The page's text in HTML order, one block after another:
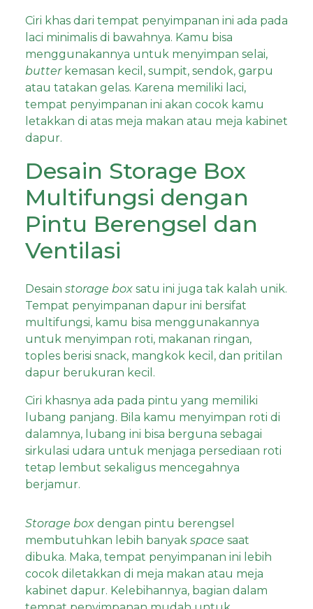
Ciri khas dari tempat penyimpanan ini ada pada
laci minimalis di bawahnya. Kamu bisa
menggunakannya untuk menyimpan selai,
butter kemasan kecil, sumpit, sendok, garpu
atau tatakan gelas. Karena memiliki laci,
tempat penyimpanan ini akan cocok kamu
letakkan di atas meja makan atau meja kabinet
dapur.
Desain Storage Box
Multifungsi dengan
Pintu Berengsel dan
Ventilasi
Desain storage box satu ini juga tak kalah unik.
Tempat penyimpanan dapur ini bersifat
multifungsi, kamu bisa menggunakannya
untuk menyimpan roti, makanan ringan,
toples berisi snack, mangkok kecil, dan pritilan
dapur berukuran kecil.
Ciri khasnya ada pada pintu yang memiliki
lubang panjang. Bila kamu menyimpan roti di
dalamnya, lubang ini bisa berguna sebagai
sirkulasi udara untuk menjaga persediaan roti
tetap lembut sekaligus mencegahnya
berjamur.
Storage box dengan pintu berengsel
membutuhkan lebih banyak space saat
dibuka. Maka, tempat penyimpanan ini lebih
cocok diletakkan di meja makan atau meja
kabinet dapur. Kelebihannya, bagian dalam